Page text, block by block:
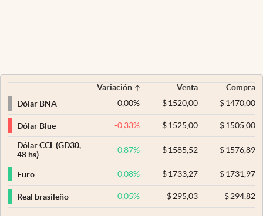
Variación Venta
Compra
Dólar BNA
0,00% $ 1520,00 $1470,00
Dólar Blue -0,33% $ 1525,00 $1505,00
Dólar CCL (GD30,
48 hs)
0,87% $ 1585,52 $1576,89
Euro 0,08% $ 1733,27 $1731,97
Real brasileño 0,05% $295,03 $294,82